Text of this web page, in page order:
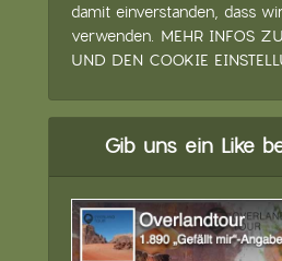
damit einverstanden, dass
verwenden. MEHR INFOS
UND DEN COOKIE
Gib uns ein Like